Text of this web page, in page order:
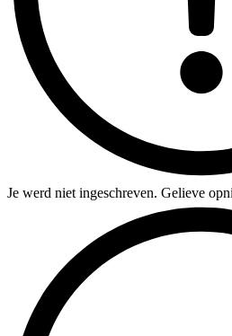
Je werd niet ingeschreven. Gelieve